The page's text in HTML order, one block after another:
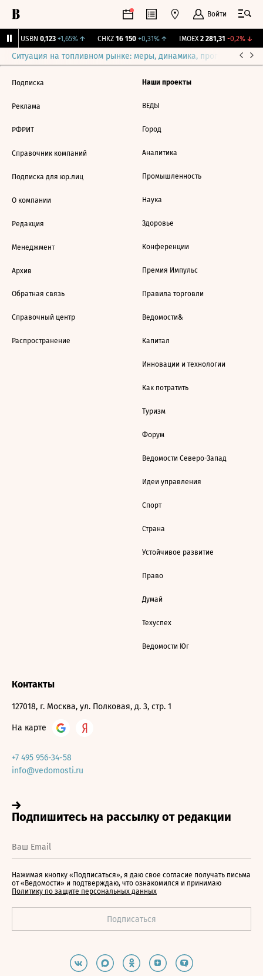
Войти
USBN 0,123 +1,65%↑ CHKZ 16 150 +0,31%↑ IMOEX 2 281,31 -0,2%↓
Ситуация на топливном рынке: меры, динамика, прогнозы
Подписка
Реклама
РФРИТ
Справочник компаний
Подписка для юр.лиц
О компании
Редакция
Менеджмент
Архив
Обратная связь
Справочный центр
Распространение
Наши проекты
ВЕДЫ
Город
Аналитика
Промышленность
Наука
Здоровье
Конференции
Премия Импульс
Правила торговли
Ведомости&
Капитал
Инновации и технологии
Как потратить
Туризм
Форум
Ведомости Северо-Запад
Идеи управления
Спорт
Страна
Устойчивое развитие
Право
Думай
Техуспех
Ведомости Юг
Контакты
127018, г. Москва, ул. Полковая, д. 3, стр. 1
На карте
+7 495 956-34-58
info@vedomosti.ru
Нажимая кнопку «Подписаться», я даю свое согласие получать письма
от «Ведомости» и подтверждаю, что ознакомился и принимаю
Политику по защите персональных данных